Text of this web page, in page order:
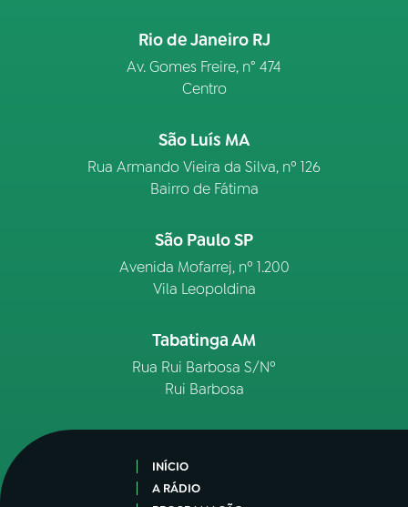
Rio de Janeiro RJ
Av. Gomes Freire, n° 474
Centro
São Luís MA
Rua Armando Vieira da Silva, nº 126
Bairro de Fátima
São Paulo SP
Avenida Mofarrej, nº 1.200
Vila Leopoldina
Tabatinga AM
Rua Rui Barbosa S/Nº
Rui Barbosa
INÍCIO
A RÁDIO